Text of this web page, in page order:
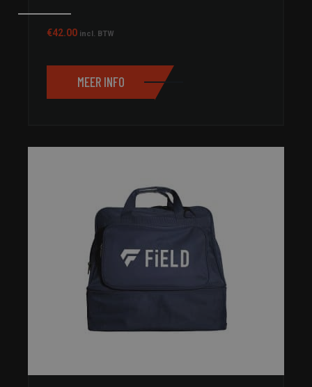
€42.00 incl. BTW
MEER INFO